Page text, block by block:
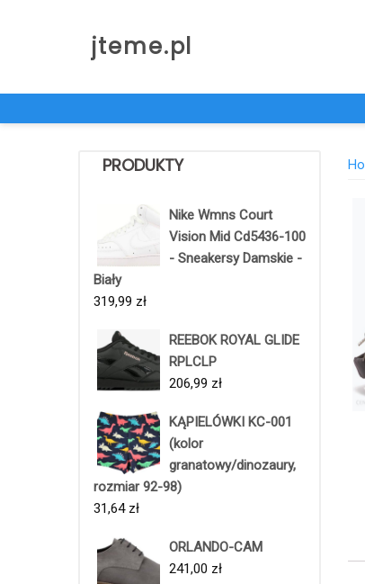
jteme.pl
PRODUKTY
Nike Wmns Court
Vision Mid Cd5436-100
- Sneakersy Damskie -
Biały
319,99 zł
REEBOK ROYAL GLIDE
RPLCLP
206,99 zł
KĄPIELÓWKI KC-001
(kolor
granatowy/dinozaury,
rozmiar 92-98)
31,64 zł
ORLANDO-CAM
241,00 zł